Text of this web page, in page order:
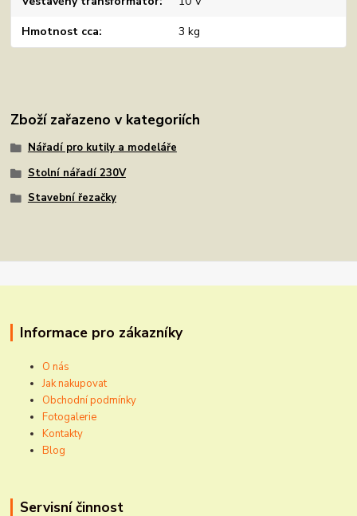
Hmotnost cca 3 kg
Zboží zařazeno v kategoriích
Nářadí pro kutily a modeláře
Stolní nářadí 230V
Stavební řezačky
Informace pro zákazníky
O nás
Jak nakupovat
Obchodní podmínky
Fotogalerie
Kontakty
Blog
Servisní činnost